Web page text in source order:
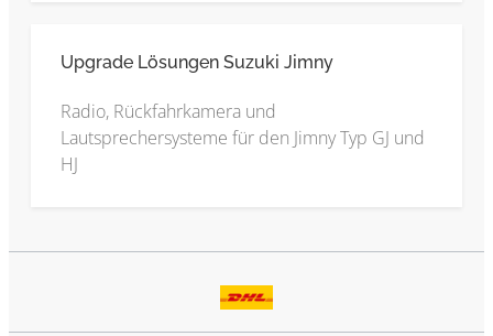
Upgrade Lösungen Suzuki Jimny
Radio, Rückfahrkamera und
Lautsprechersysteme für den Jimny Typ GJ und
HJ